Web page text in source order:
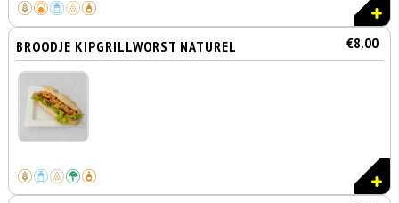
BROODJE KIPGRILLWORST NATUREL €8.00